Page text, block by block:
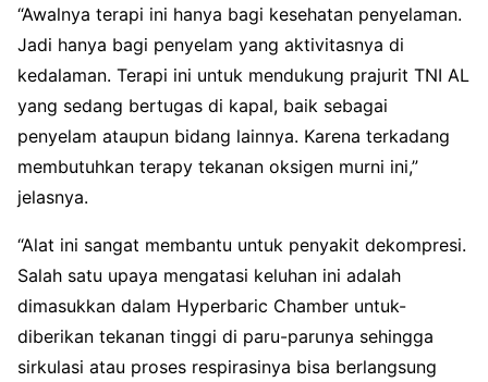
“Awalnya terapi ini hanya bagi kesehatan penyelaman.
Jadi hanya bagi penyelam yang aktivitasnya di
kedalaman. Terapi ini untuk mendukung prajurit TNI AL
yang sedang bertugas di kapal, baik sebagai
penyelam ataupun bidang lainnya. Karena terkadang
membutuhkan terapy tekanan oksigen murni ini,”
jelasnya.
“Alat ini sangat membantu untuk penyakit dekompresi.
Salah satu upaya mengatasi keluhan ini adalah
dimasukkan dalam Hyperbaric Chamber untuk-
diberikan tekanan tinggi di paru-parunya sehingga
sirkulasi atau proses respirasinya bisa berlangsung